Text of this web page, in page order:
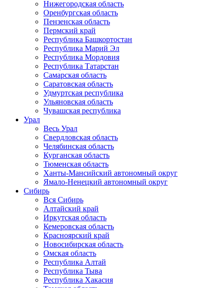
Нижегородская область
Оренбургская область
Пензенская область
Пермский край
Республика Башкортостан
Республика Марий Эл
Республика Мордовия
Республика Татарстан
Самарская область
Саратовская область
Удмуртская республика
Ульяновская область
Чувашская республика
Урал
Весь Урал
Свердловская область
Челябинская область
Курганская область
Тюменская область
Ханты-Мансийский автономный округ
Ямало-Ненецкий автономный округ
Сибирь
Вся Сибирь
Алтайский край
Иркутская область
Кемеровская область
Красноярский край
Новосибирская область
Омская область
Республика Алтай
Республика Тыва
Республика Хакасия